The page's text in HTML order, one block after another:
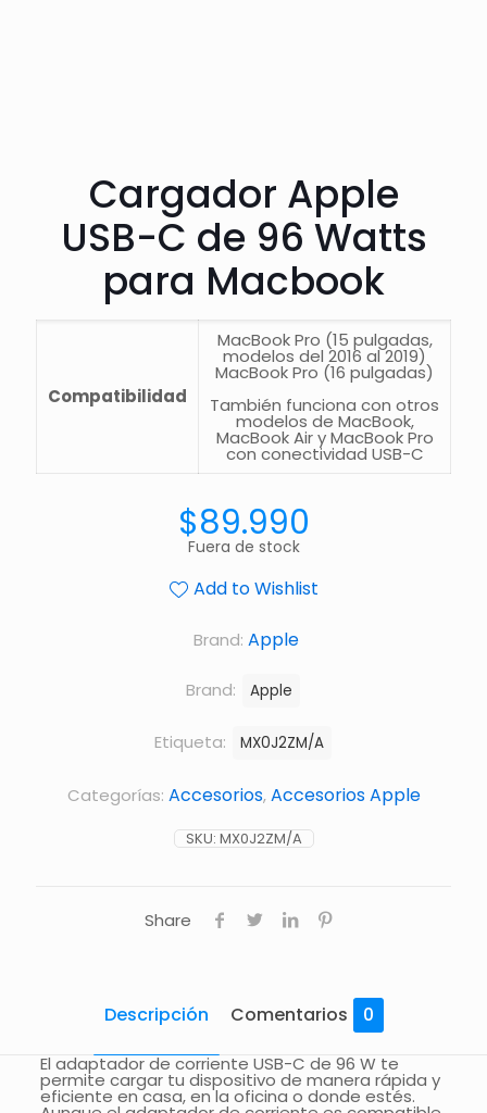
Cargador Apple
USB-C de 96 Watts
para Macbook
Compatibilidad
MacBook Pro (15 pulgadas,
modelos del 2016 al 2019)
MacBook Pro (16 pulgadas)
También funciona con otros
modelos de MacBook,
MacBook Air y MacBook Pro
con conectividad USB-C
$89.990
Fuera de stock
Add to Wishlist
SKU: MX0J2ZM/A
Categorías: Accesorios,Accesorios Apple
Etiqueta: MX0J2ZM/A
Brand: Apple
Brand: Apple
Share
Descripción Comentarios 0
El adaptador de corriente USB-C de 96 W te
permite cargar tu dispositivo de manera rápida y
eficiente en casa, en la oficina o donde estés.